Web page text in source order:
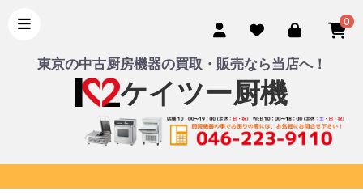
0
東京の中古厨房機器の買取・販売なら当店へ！
ケイツー厨機